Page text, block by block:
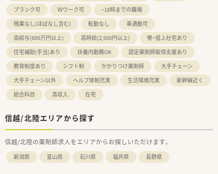
ブランク可
Ｗワーク可
~18時までの職場
残業なし(ほぼなし含む)
転勤なし
車通勤可
高給与(600万円以上)
高時給(2,500円以上)
寮・借上社宅あり
住宅補助(手当)あり
扶養内勤務OK
認定薬剤師取得支援あり
教育制度あり
シフト制 かかりつけ薬剤師
大手チェーン
大手チェーン以外
ヘルプ体制充実 生活環境充実
新幹線近く
総合科目
高収入 在宅
信越/北陸エリアから探す
信越/北陸の薬剤師求人をエリアからお探しいただけます。
新潟県 富山県 石川県 福井県 長野県